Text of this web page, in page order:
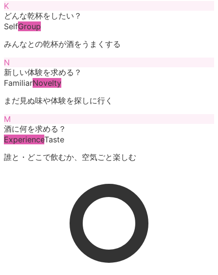
K
どんな乾杯をしたい？
SelfGroup
みんなとの乾杯が酒をうまくする
N
新しい体験を求める？
FamiliarNovelty
まだ見ぬ味や体験を探しに行く
M
酒に何を求める？
ExperienceTaste
誰と・どこで飲むか、空気ごと楽しむ